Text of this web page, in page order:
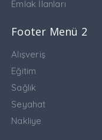
Emlak İlanları
Footer Menü 2
Alışveriş
Eğitim
Sağlık
Seyahat
Nakliye